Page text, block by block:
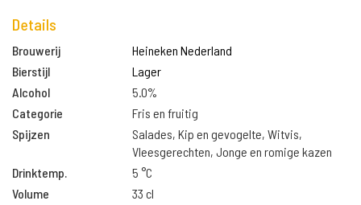
Details
Brouwerij
Heineken Nederland
Bierstijl
Lager
Alcohol
5.0%
Categorie
Fris en fruitig
Spijzen
Salades, Kip en gevogelte, Witvis,
Vleesgerechten, Jonge en romige kazen
Drinktemp.
5 °C
Volume
33 cl